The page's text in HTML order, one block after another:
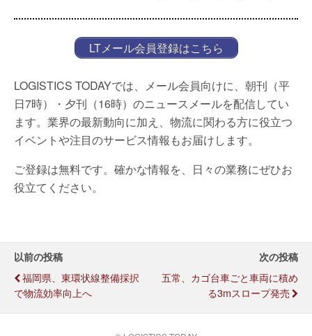
LTメール会員登録はこちら
LOGISTICS TODAYでは、メール会員向けに、朝刊（平
日7時）・夕刊（16時）のニュースメールを配信してい
ます。業界の最新動向に加え、物流に関わる方に役立つ
イベントや注目のサービス情報もお届けします。
ご登録は無料です。確かな情報を、日々の業務にぜひお
役立てください。
以前の投稿
福岡県、東環状線整備採択
で物流効率向上へ
次の投稿
五常、カゴ台車ごと車両に積め
る3mスロープ発売